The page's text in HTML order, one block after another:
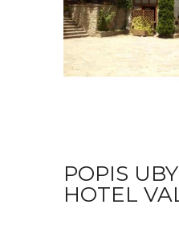
POPIS
HOTEL